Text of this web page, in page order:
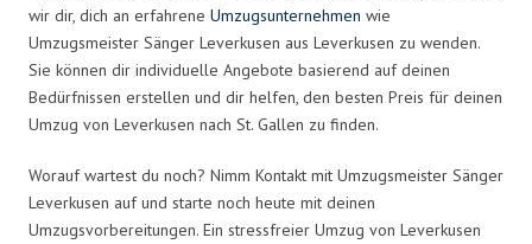
wir dir, dich an erfahrene Umzugsunternehmen wie
Umzugsmeister Sänger Leverkusen aus Leverkusen zu wenden.
Sie können dir individuelle Angebote basierend auf deinen
Bedürfnissen erstellen und dir helfen, den besten Preis für deinen
Umzug von Leverkusen nach St. Gallen zu finden.
Worauf wartest du noch? Nimm Kontakt mit Umzugsmeister Sänger
Leverkusen auf und starte noch heute mit deinen
Umzugsvorbereitungen. Ein stressfreier Umzug von Leverkusen